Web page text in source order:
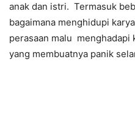
anak dan istri. Termasuk
bagaimana menghidupi
perasaan malu menghadapi
yang membuatnya panik